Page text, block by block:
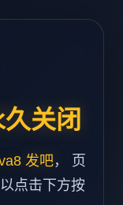
关闭
发吧， 页
点击下方按